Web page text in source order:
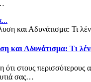
και Αδυνάτισμα: Τι
ότι στους περισσότερους
σας…